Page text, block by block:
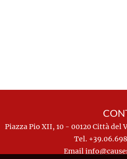
Piazza Pio XII, 10 - 00120 Città del
Tel.
Email